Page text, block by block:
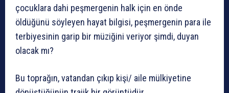
çocuklara dahi peşmergenin halk için en önde
öldüğünü söyleyen hayat bilgisi, peşmergenin para ile
terbiyesinin garip bir müziğini veriyor şimdi, duyan
olacak mı?
Bu toprağın, vatandan çıkıp kişi/ aile mülkiyetine